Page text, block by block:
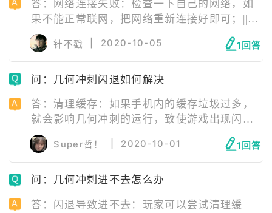
答：网络连接失败：检查一下自己的网络，如
果不能正常联网，把网络重新连接好即可；||服
务器正在维护：等待服务器维修结束即可；||安
装包错误：安装包错误需要玩家卸载游戏后，
去官网下载最新版游戏安装包重新安装游戏。
针不戳 2020-10-05 1回答
问：几何冲刺闪退如何解决
答：清理缓存：如果手机内的缓存垃圾过多，
就会影响几何冲刺的运行，致使游戏出现闪退
的情况；退出后台应用：后台运行的应用过
多，就会导致无法加载游戏，所以关闭一些在
后台运行的应用；升级手机的安卓版本：一些
玩家有手机安卓版本过低的情况，而当他们升
Super哲！ 2020-10-01 1回答
问：几何冲刺进不去怎么办
答：闪退导致进不去：玩家可以尝试清理缓